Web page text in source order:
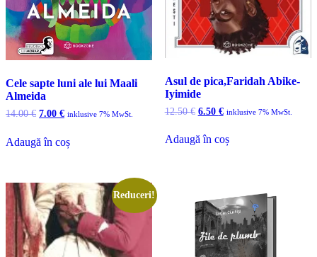
Cele sapte luni ale lui Maali
Almeida
14.00€ Prețul
a
fost:
7.00 €Prețul
7.00 €.
inklusive 7% MwSt.
Adaugă în coș
Asul de pica,Faridah Abike-
Iyimide
12.50€ Prețul
a
fost:
6.50 €Prețul
6.50 €.
inklusive 7% MwSt.
Adaugă în coș
Reduceri!